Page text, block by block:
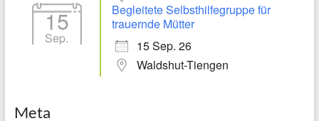
15
Sep.
Begleitete Selbsthilfegruppe für
trauernde Mütter
15 Sep. 26
Waldshut-Tiengen
Meta